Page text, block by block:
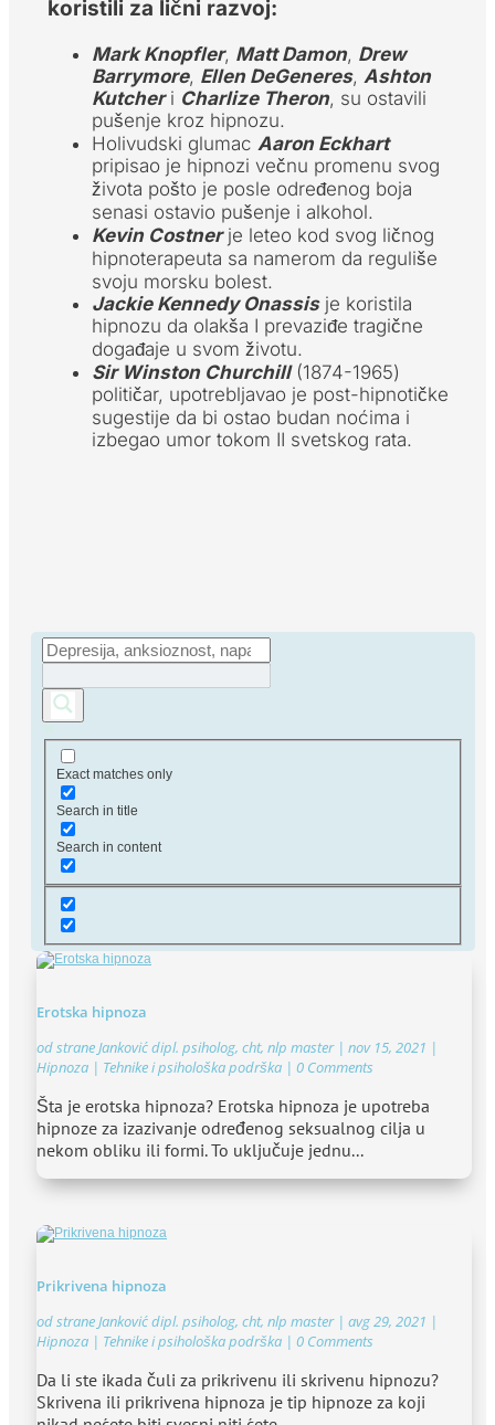
koristili za lični razvoj:
Mark Knopfler, Matt Damon, Drew
Barrymore, Ellen DeGeneres, Ashton
Kutcheri Charlize Theron, su ostavili
pušenje kroz hipnozu.
Holivudski glumac Aaron Eckhart
pripisao je hipnozi večnu promenu svog
života pošto je posle određenog boja
senasi ostavio pušenje i alkohol.
Kevin Costnerje leteo kod svog ličnog
hipnoterapeuta sa namerom da reguliše
svoju morsku bolest.
Jackie Kennedy Onassisje koristila
hipnozu da olakša I prevaziđe tragične
događaje u svom životu.
Sir Winston Churchill(1874-1965)
političar, upotrebljavao je post-hipnotičke
sugestije da bi ostao budan noćima i
izbegao umor tokom II svetskog rata.
Exact matches only
Search in title
Search in content
Erotska hipnoza
od straneJanković dipl. psiholog, cht, nlp master| nov 15, 2021 |
Hipnoza | Tehnike i psihološka podrška | 0 Comments
Šta je erotska hipnoza? Erotska hipnoza je upotreba
hipnoze za izazivanje određenog seksualnog cilja u
nekom obliku ili formi. To uključuje jednu...
Prikrivena hipnoza
od straneJanković dipl. psiholog, cht, nlp master| avg 29, 2021 |
Hipnoza | Tehnike i psihološka podrška | 0 Comments
Da li ste ikada čuli za prikrivenu ili skrivenu hipnozu?
Skrivena ili prikrivena hipnoza je tip hipnoze za koji